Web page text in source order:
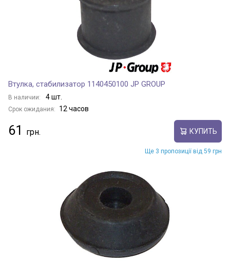
Втулка, стабилизатор 1140450100 JP GROUP
В наличии: 4 шт.
Срок ожидания: 12 часов
61 КУПИТЬ
Ще 3 пропозиції від 59 грн